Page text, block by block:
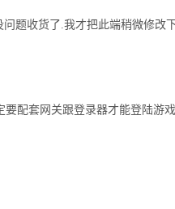
题收货了.我才把此端稍微修改
配套网关跟登录器才能登陆游